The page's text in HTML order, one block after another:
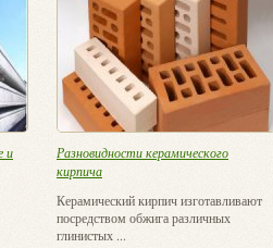
и
Разновидности керамического
кирпича
Керамический кирпич изготавливают
посредством обжига различных
глинистых ...